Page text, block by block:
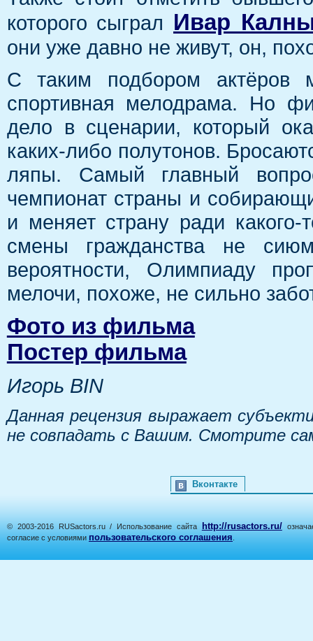
которого сыграл Ивар
они уже давно не живут, он,
С таким подбором актёров
спортивная мелодрама. Но
дело в сценарии, который
каких-либо полутонов.
ляпы. Самый главный
чемпионат страны и
и меняет страну ради
смены гражданства не
вероятности, Олимпиаду
мелочи, похоже, не сильно
Фото из фильма
Постер фильма
Игорь BIN
Данная рецензия выражает
не совпадать с Вашим. Смотрите
Вконтакте
© 2003-2016 RUSactors.ru / Использование сайта http://rusactors.ru/
согласие с условиями пользовательского соглашения